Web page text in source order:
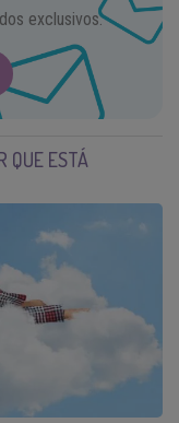
exclusivos.
QUE ESTÁ